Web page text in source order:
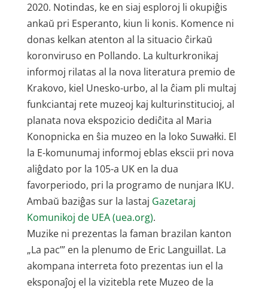
2020. Notindas, ke en siaj esploroj li okupiĝis
ankaŭ pri Esperanto, kiun li konis. Komence ni
donas kelkan atenton al la situacio ĉirkaŭ
koronviruso en Pollando. La kulturkronikaj
informoj rilatas al la nova literatura premio de
Krakovo, kiel Unesko-urbo, al la ĉiam pli multaj
funkciantaj rete muzeoj kaj kulturinstitucioj, al
planata nova ekspozicio dediĉita al Maria
Konopnicka en ŝia muzeo en la loko Suwałki. El
la E-komunumaj informoj eblas ekscii pri nova
aliĝdato por la 105-a UK en la dua
favorperiodo, pri la programo de nunjara IKU.
Ambaŭ baziĝas sur la lastaj Gazetaraj
Komunikoj de UEA (uea.org).
Muzike ni prezentas la faman brazilan kanton
„La pac’” en la plenumo de Eric Languillat. La
akompana interreta foto prezentas iun el la
eksponaĵoj el la vizitebla rete Muzeo de la